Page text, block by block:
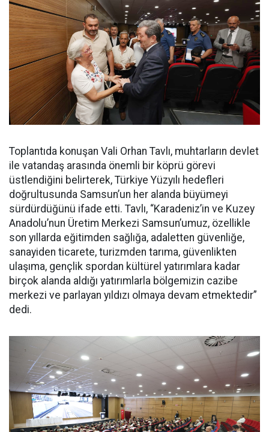
Toplantıda konuşan Vali Orhan Tavlı, muhtarların devlet
ile vatandaş arasında önemli bir köprü görevi
üstlendiğini belirterek, Türkiye Yüzyılı hedefleri
doğrultusunda Samsun’un her alanda büyümeyi
sürdürdüğünü ifade etti. Tavlı, “Karadeniz’in ve Kuzey
Anadolu’nun Üretim Merkezi Samsun’umuz, özellikle
son yıllarda eğitimden sağlığa, adaletten güvenliğe,
sanayiden ticarete, turizmden tarıma, güvenlikten
ulaşıma, gençlik spordan kültürel yatırımlara kadar
birçok alanda aldığı yatırımlarla bölgemizin cazibe
merkezi ve parlayan yıldızı olmaya devam etmektedir”
dedi.